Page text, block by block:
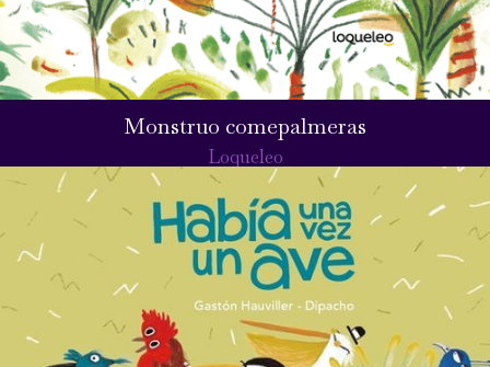
Monstruo comepalmeras
Loqueleo